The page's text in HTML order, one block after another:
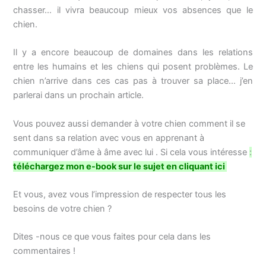
chasser… il vivra beaucoup mieux vos absences que le
chien.
Il y a encore beaucoup de domaines dans les relations
entre les humains et les chiens qui posent problèmes. Le
chien n’arrive dans ces cas pas à trouver sa place… j’en
parlerai dans un prochain article.
Vous pouvez aussi demander à votre chien comment il se
sent dans sa relation avec vous en apprenant à
communiquer d’âme à âme avec lui . Si cela vous intéresse :
téléchargez mon e-book sur le sujet en cliquant ici
Et vous, avez vous l’impression de respecter tous les
besoins de votre chien ?
Dites -nous ce que vous faites pour cela dans les
commentaires !